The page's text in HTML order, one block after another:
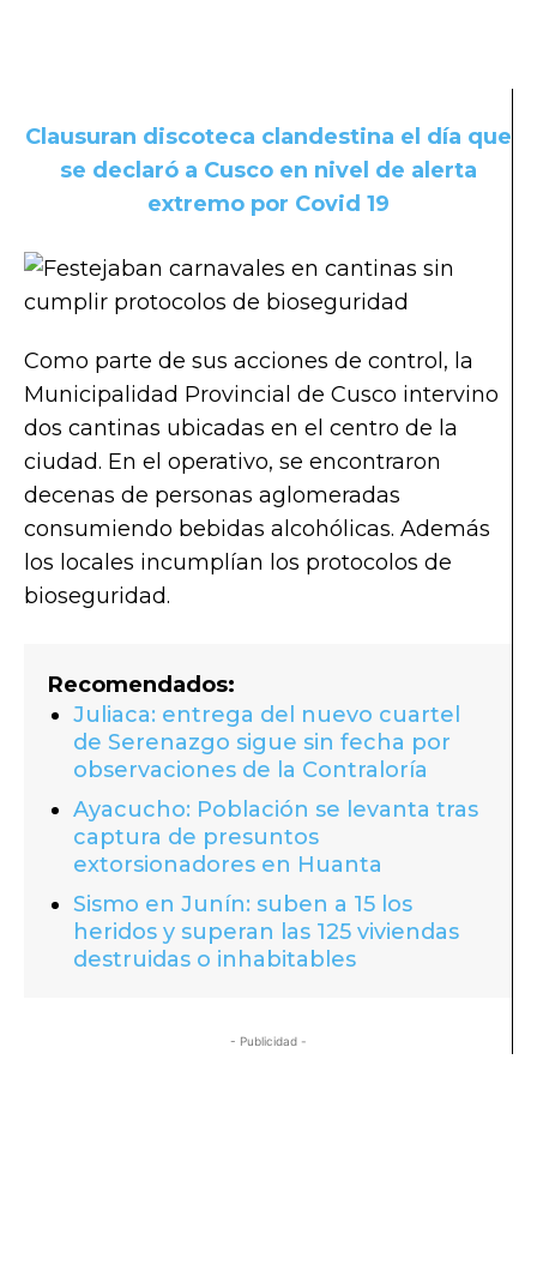
Clausuran discoteca clandestina el día que
se declaró a Cusco en nivel de alerta
extremo por Covid 19
Como parte de sus acciones de control, la
Municipalidad Provincial de Cusco intervino
dos cantinas ubicadas en el centro de la
ciudad. En el operativo, se encontraron
decenas de personas aglomeradas
consumiendo bebidas alcohólicas. Además
los locales incumplían los protocolos de
bioseguridad.
Recomendados:
Juliaca: entrega del nuevo cuartel
de Serenazgo sigue sin fecha por
observaciones de la Contraloría
Ayacucho: Población se levanta tras
captura de presuntos
extorsionadores en Huanta
Sismo en Junín: suben a 15 los
heridos y superan las 125 viviendas
destruidas o inhabitables
- Publicidad -